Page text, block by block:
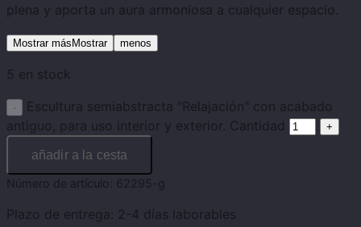
plena y aporta un aura armoniosa a cualquier espacio.
Mostrar másMostrar menos
5 en stock
Escultura semiabstracta "Relajación" con acabado
antiguo, para uso interior y exterior. Cantidad
añadir a la cesta
Número de artículo: 62295-g
Plazo de entrega: 2-4 días laborables